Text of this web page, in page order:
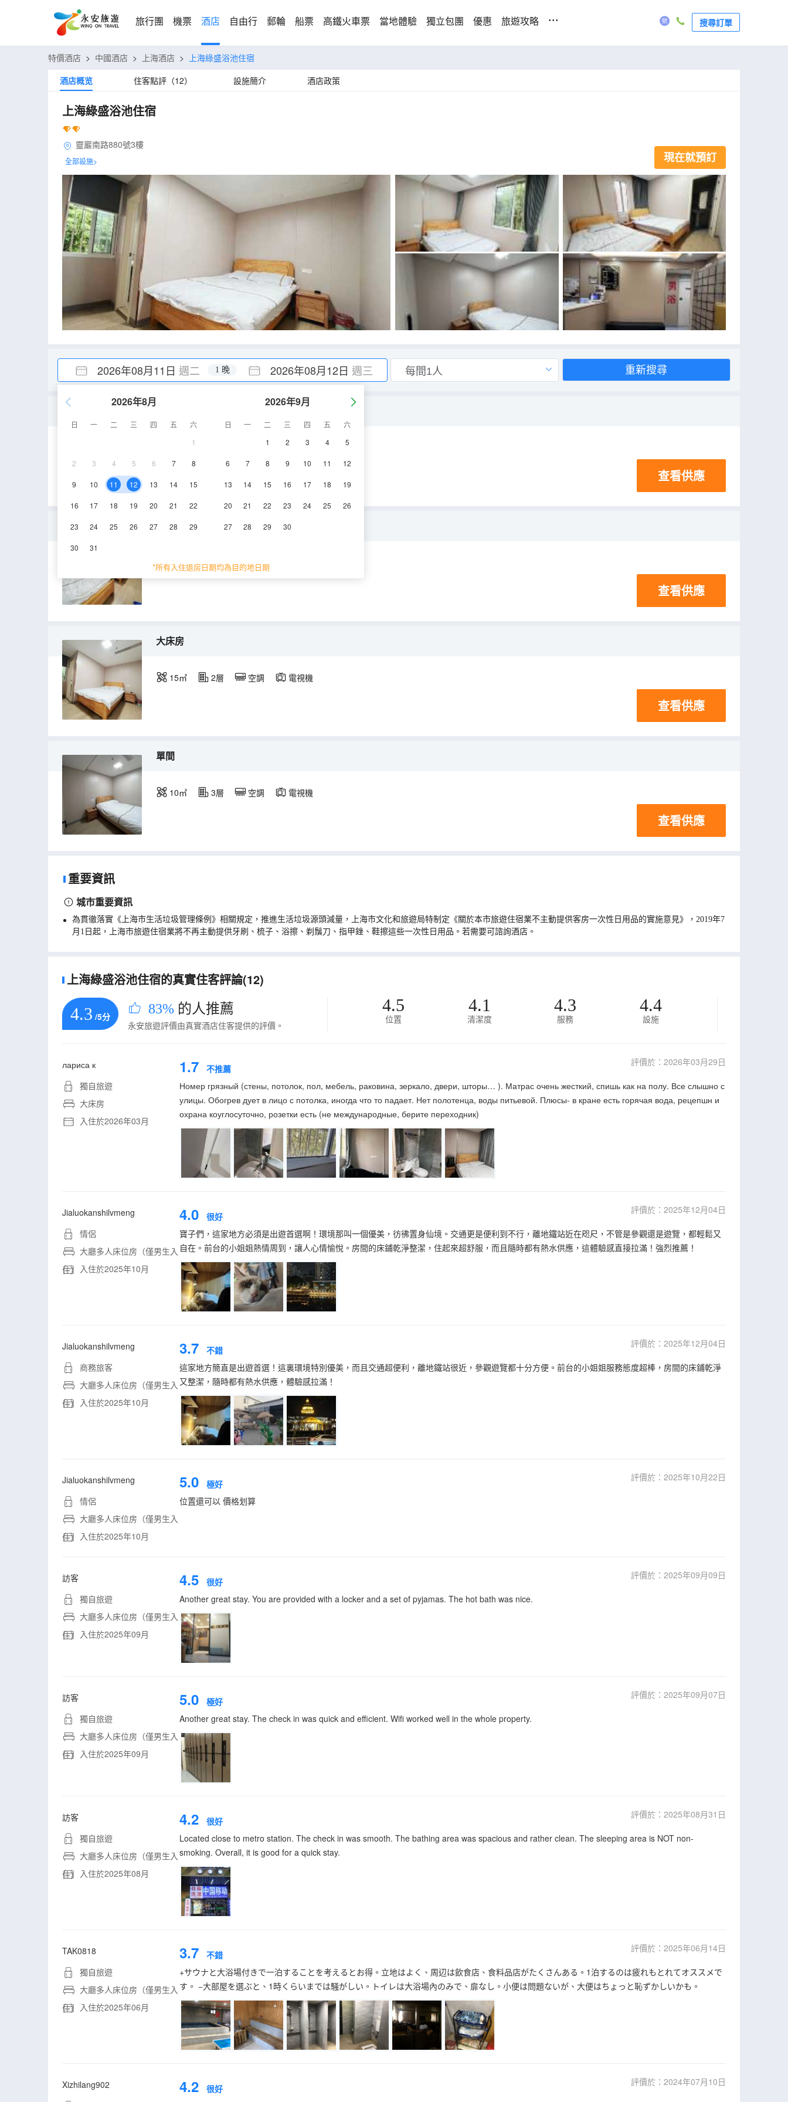
旅行團 機票 酒店 自由行 郵輪 船票 高鐵火車票 當地體驗 獨立包團 優惠 旅遊攻略 ... 搜尋訂單
特價酒店 > 中國酒店 > 上海酒店 >
上海綠盛浴池住宿
酒店概览
住客點評（12） 設施簡介 酒店政策
上海綠盛浴池住宿
靈巖南路880號3樓
全部設施> 現在就預訂
2026年08月11日 週二 2026年08月12日 週三
1 晚
2026年8月
日 一 二 三 四 五
六
1
2 3 4 5 6 7 8
9 10 11 12 13 14 15
16 17 18 19 20 21 22
23 24 25 26 27 28 29
30 31
2026年9月
日 一 二 三 四 五
六
1
2 3 4 5
6 7 8 9 10 11 12
13 14 15 16 17 18 19
20 21 22 23 24 25 26
27 28 29 30
*所有入住退房日期均為目的地日期
重新搜尋
電視機
查看供應
標準間
10-15㎡ 2層 空調
查看供應
大床房
15㎡ 2層 空調 電視機
查看供應
單間
10㎡ 3層 空調 電視機
查看供應
重要資訊
城市重要資訊
為貫徹落實《上海市生活垃圾管理條例》相關規定，推進生活垃圾源頭減量，上海市文化和旅遊局特制定《關於本市旅遊住宿業不主動提供客房一次性日用品的實施意見》，2019年7
月1日起，上海市旅遊住宿業將不再主動提供牙刷、梳子、浴擦、剃鬚刀、指甲銼、鞋擦這些一次性日用品。若需要可諮詢酒店。
上海綠盛浴池住宿的真實住客評論(12)
4.3 /5分 83% 的人推薦
永安旅遊評價由真實酒店住客提供的評價。
4.5
位置
4.1
清潔度
4.3
服務
4.4
設施
лариса к
獨自旅遊
大床房
入住於2026年03月
1.7 不推薦
評價於：2026年03月29日
Номер грязный (стены, потолок, пол, мебель, раковина, зеркало, двери, шторы… ). Матрас очень жесткий, спишь как на полу. Все слышно с
улицы. Обогрев дует в лицо с потолка, иногда что то падает. Нет полотенца, воды питьевой. Плюсы- в кране есть горячая вода, рецепшн и
охрана коуглосуточно, розетки есть (не международные, берите переходник)
Jialuokanshilvmeng
情侶
大廳多人床位房（僅男生入
住） 入住於2025年10月
4.0 很好
評價於：2025年12月04日
寶子們，這家地方必須是出遊首選啊！環境那叫一個優美，彷彿置身仙境。交通更是便利到不行，離地鐵站近在咫尺，不管是參觀還是遊覽，都輕鬆又
自在。前台的小姐姐熱情周到，讓人心情愉悅。房間的床鋪乾淨整潔，住起來超舒服，而且隨時都有熱水供應，這體驗感直接拉滿！強烈推薦！
Jialuokanshilvmeng
商務旅客
大廳多人床位房（僅男生入
住） 入住於2025年10月
3.7 不錯
評價於：2025年12月04日
這家地方簡直是出遊首選！這裏環境特別優美，而且交通超便利，離地鐵站很近，參觀遊覽都十分方便。前台的小姐姐服務態度超棒，房間的床鋪乾淨
又整潔，隨時都有熱水供應，體驗感拉滿！
Jialuokanshilvmeng
情侶
大廳多人床位房（僅男生入
住） 入住於2025年10月
5.0 極好
評價於：2025年10月22日
位置還可以 價格划算
訪客
獨自旅遊
大廳多人床位房（僅男生入
住） 入住於2025年09月
4.5 很好
評價於：2025年09月09日
Another great stay. You are provided with a locker and a set of pyjamas. The hot bath was nice.
訪客
獨自旅遊
大廳多人床位房（僅男生入
住） 入住於2025年09月
5.0 極好
評價於：2025年09月07日
Another great stay. The check in was quick and efficient. Wifi worked well in the whole property.
訪客
獨自旅遊
大廳多人床位房（僅男生入
住） 入住於2025年08月
4.2 很好
評價於：2025年08月31日
Located close to metro station. The check in was smooth. The bathing area was spacious and rather clean. The sleeping area is NOT non-
smoking. Overall, it is good for a quick stay.
TAK0818
獨自旅遊
大廳多人床位房（僅男生入
住） 入住於2025年06月
3.7 不錯
評價於：2025年06月14日
+サウナと大浴場付きで一泊することを考えるとお得。立地はよく、周辺は飲食店、食料品店がたくさんある。1泊するのは疲れもとれてオススメで
す。 −大部屋を選ぶと、1時くらいまでは騒がしい。トイレは大浴場內のみで、扉なし。小便は問題ないが、大便はちょっと恥ずかしいかも。
Xizhilang902
4.2 很好
評價於：2024年07月10日